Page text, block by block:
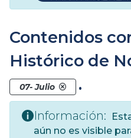
Contenidos
Histórico de
07- Julio .
Información:
aún no es visible